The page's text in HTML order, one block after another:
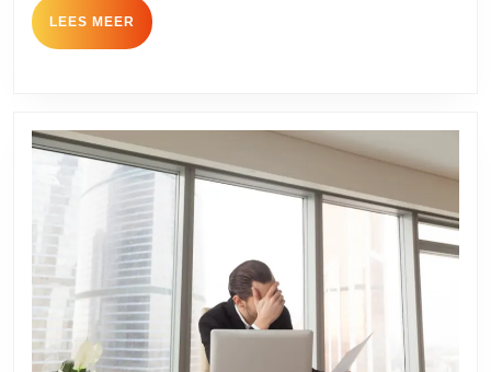
LEES MEER LEES
MEER